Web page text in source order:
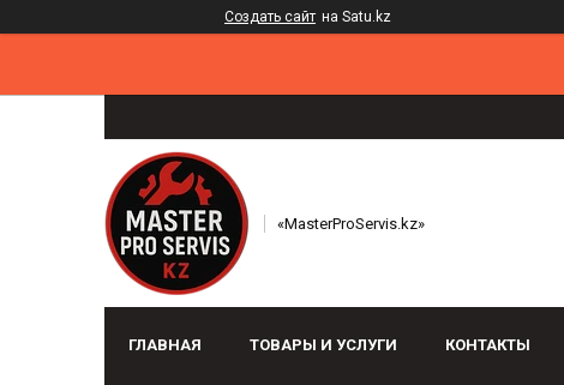
Создать сайт на Satu.kz
«MasterProServis.kz»
ГЛАВНАЯ ТОВАРЫ И УСЛУГИ КОНТАКТЫ